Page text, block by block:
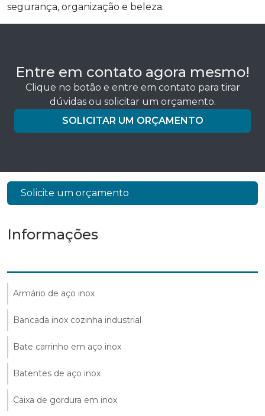
segurança, organização e beleza.
Entre em contato agora mesmo!
Clique no botão e entre em contato para tirar
dúvidas ou solicitar um orçamento.
SOLICITAR UM ORÇAMENTO
Solicite um orçamento
Informações
Armário de aço inox
Bancada inox cozinha industrial
Bate carrinho em aço inox
Batentes de aço inox
Caixa de gordura em inox